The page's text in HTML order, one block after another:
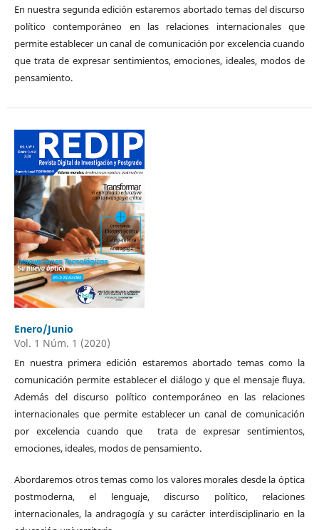
En nuestra segunda edición estaremos abortado temas del discurso
político contemporáneo en las relaciones internacionales que
permite establecer un canal de comunicación por excelencia cuando
que trata de expresar sentimientos, emociones, ideales, modos de
pensamiento.
Enero/Junio
Vol. 1 Núm. 1 (2020)
En nuestra primera edición estaremos abortado temas como la
comunicación permite establecer el diálogo y que el mensaje fluya.
Además del discurso político contemporáneo en las relaciones
internacionales que permite establecer un canal de comunicación
por excelencia cuando que trata de expresar sentimientos,
emociones, ideales, modos de pensamiento.
Abordaremos otros temas como los valores morales desde la óptica
postmoderna, el lenguaje, discurso político, relaciones
internacionales, la andragogía y su carácter interdisciplinario en la